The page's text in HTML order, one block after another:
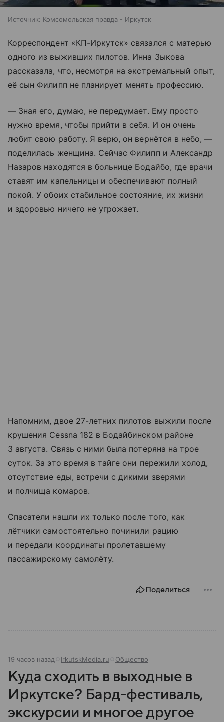
Источник: Комсомольская правда - Иркутск
Корреспондент «КП-Иркутск» связался с матерью
одного из выживших пилотов. Инна Зыкова
рассказала, что, несмотря на экстремальный опыт,
её сын Филипп не планирует менять профессию.
— Зная его, думаю, не передумает. Ему просто
нужно время, чтобы прийти в себя. И он очень
любит свою работу. Я верю, он вернётся в небо, —
поделилась женщина. Сейчас Филипп и Александр
Назаров находятся в больнице Бодайбо, где врачи
ставят им капельницы и обеспечивают полный
покой. У обоих стабильное состояние, их жизни
и здоровью ничего не угрожает.
Напомним, двое 27-летних пилотов выжили после
крушения Cessna 182 в Бодайбинском районе
3 августа. Связь с ними была потеряна на трое
суток. За это время в тайге они пережили холод,
отсутствие еды, встречи с дикими зверями
и полчища комаров.
Спасатели нашли их только после того, как
лётчики самостоятельно починили рацию
и передали координаты пролетавшему
пассажирскому самолёту.
Поделиться
19 часов назад IrkutskMedia.ru Общество
Куда сходить в выходные в
Иркутске? Бард-фестиваль,
экскурсии и многое другое